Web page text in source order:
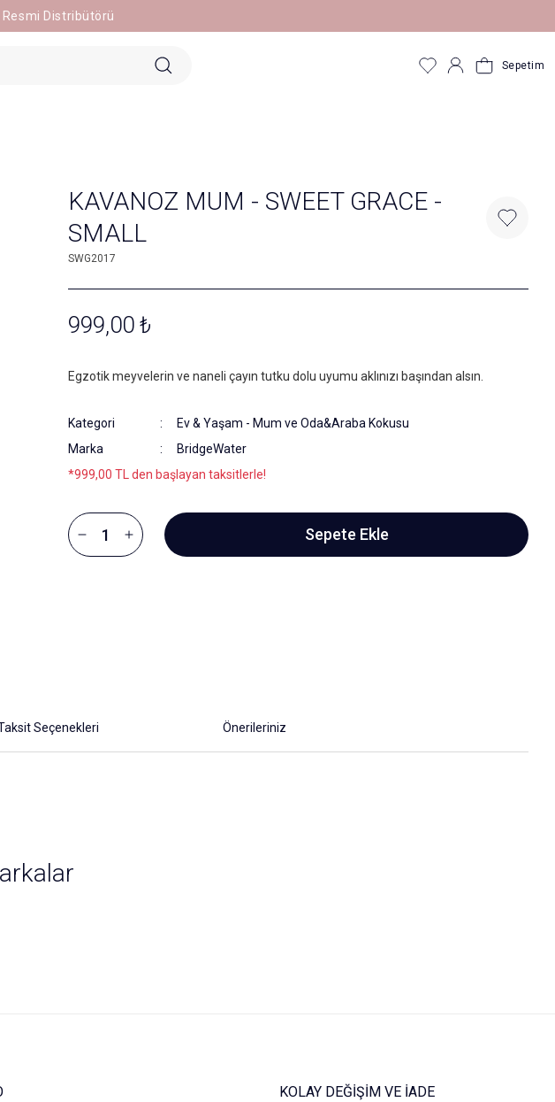
Distribütörü
Sepetim
KAVANOZ MUM - SWEET GRACE -
SMALL
SWG2017
999,00 ₺
Egzotik meyvelerin ve naneli çayın tutku dolu uyumu aklınızı başından alsın.
Kategori Ev & Yaşam - Mum ve Oda&Araba Kokusu
Marka
BridgeWater
*999,00 TL den başlayan taksitlerle!
Sepete Ekle
Seçenekleri Önerileriniz
KOLAY DEĞİŞİM VE İADE